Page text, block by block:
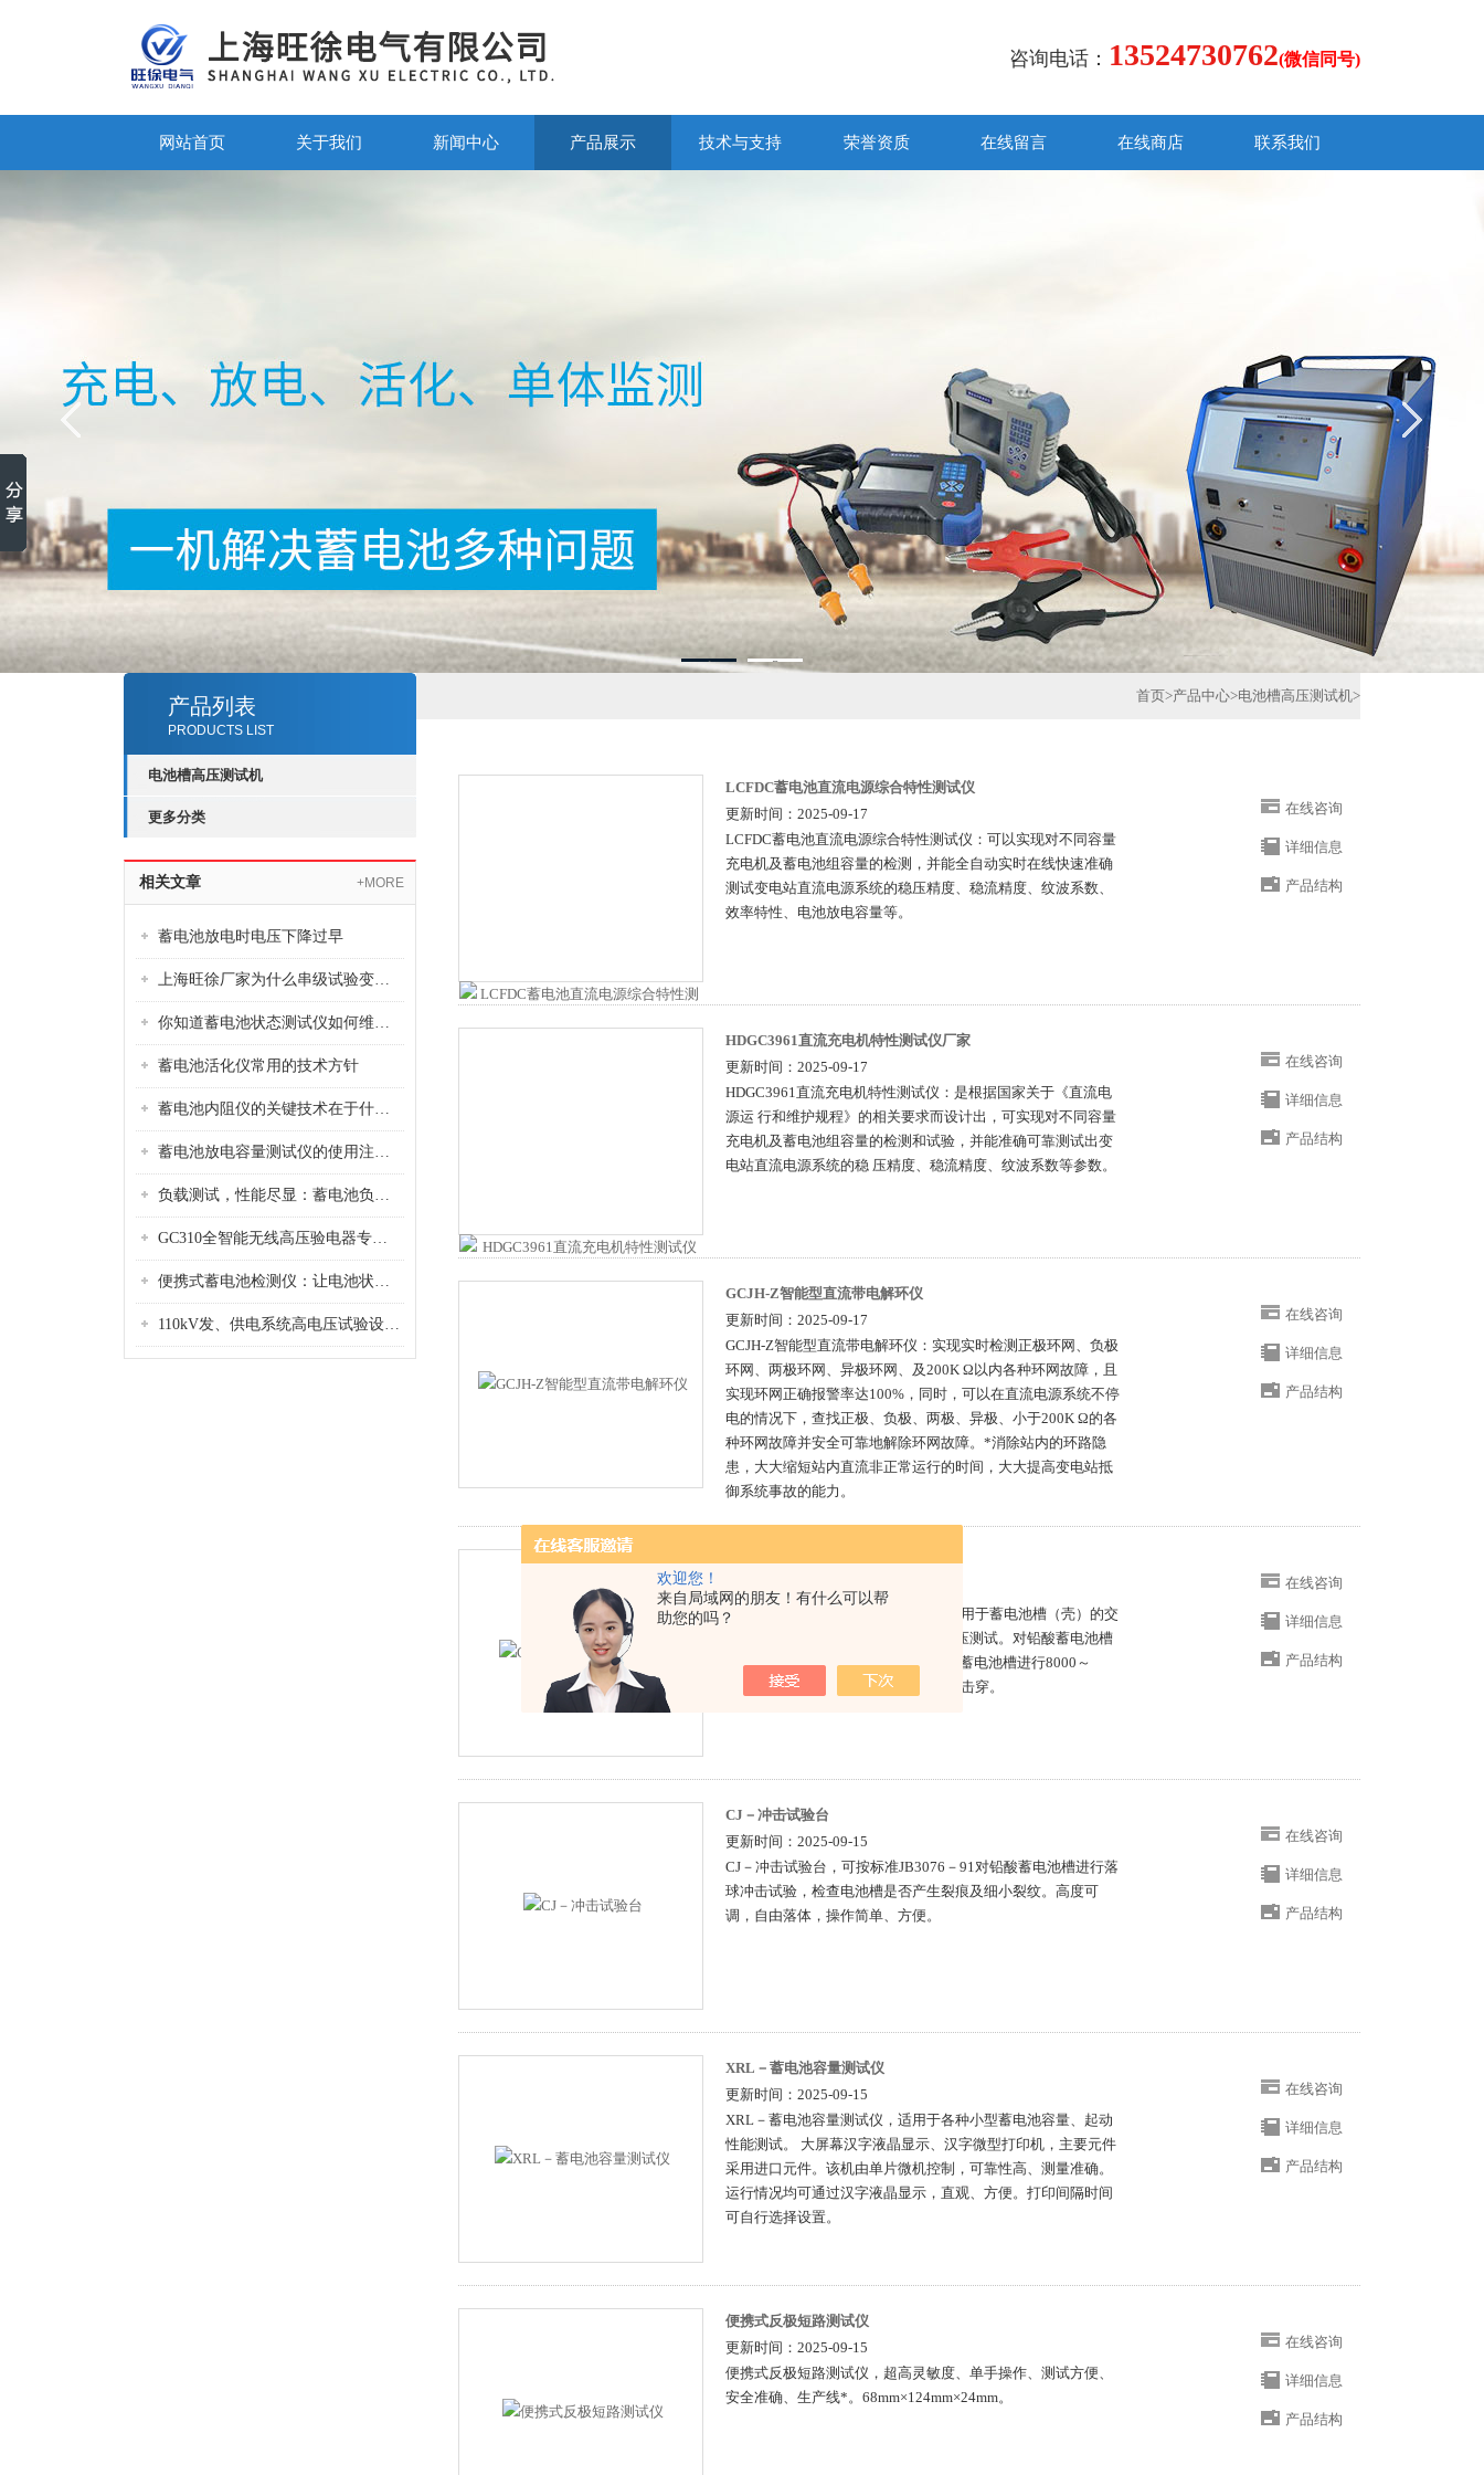
欢迎您！
来自局域网的朋友！有什么可以帮
助您的吗？
咨询电话： 13524730762(微信同号)
网站首页 关于我们 新闻中心 产品展示 技术与支持 荣誉资质 在线留言 在线商店 联系我们
1 2
产品列表
PRODUCTS LIST
电池槽高压测试机
更多分类
相关文章 +MORE
蓄电池放电时电压下降过早
上海旺徐厂家为什么串级试验变压器很多不超过三级？
你知道蓄电池状态测试仪如何维护保养吗
蓄电池活化仪常用的技术方针
蓄电池内阻仪的关键技术在于什么？纯技术分享。
蓄电池放电容量测试仪的使用注意事项总结
负载测试，性能尽显：蓄电池负载测试仪如何为电池性能把脉
GC310全智能无线高压验电器专业制造厂家
便携式蓄电池检测仪：让电池状态尽在掌握
110kV发、供电系统高电压试验设备的配置方案
首页>产品中心>电池槽高压测试机>
LCFDC蓄电池直流电源综合特性测试仪
更新时间：2025-09-17
LCFDC蓄电池直流电源综合特性测试仪：可以实现对不同容量
充电机及蓄电池组容量的检测，并能全自动实时在线快速准确
测试变电站直流电源系统的稳压精度、稳流精度、纹波系数、
效率特性、电池放电容量等。
在线咨询
详细信息
产品结构
HDGC3961直流充电机特性测试仪厂家
更新时间：2025-09-17
HDGC3961直流充电机特性测试仪：是根据国家关于《直流电
源运 行和维护规程》的相关要求而设计出，可实现对不同容量
充电机及蓄电池组容量的检测和试验，并能准确可靠测试出变
电站直流电源系统的稳 压精度、稳流精度、纹波系数等参数。
在线咨询
详细信息
产品结构
GCJH-Z智能型直流带电解环仪
更新时间：2025-09-17
GCJH-Z智能型直流带电解环仪：实现实时检测正极环网、负极
环网、两极环网、异极环网、及200K Ω以内各种环网故障，且
实现环网正确报警率达100%，同时，可以在直流电源系统不停
电的情况下，查找正极、负极、两极、异极、小于200K Ω的各
种环网故障并安全可靠地解除环网故障。*消除站内的环路隐
患，大大缩短站内直流非正常运行的时间，大大提高变电站抵
御系统事故的能力。
在线咨询
详细信息
产品结构
GY—电池槽高压测试机
更新时间：2025-09-15
GY—电池槽高压测试机，该产品主要用于蓄电池槽（壳）的交
流耐压试验，也可用于其他产品的耐压测试。对铅酸蓄电池槽
进行高压检验。按标准JB3076－91对蓄电池槽进行8000～
20000V的高压试验，检验电池槽是否击穿。
在线咨询
详细信息
产品结构
CJ－冲击试验台
更新时间：2025-09-15
CJ－冲击试验台，可按标准JB3076－91对铅酸蓄电池槽进行落
球冲击试验，检查电池槽是否产生裂痕及细小裂纹。高度可
调，自由落体，操作简单、方便。
在线咨询
详细信息
产品结构
XRL－蓄电池容量测试仪
更新时间：2025-09-15
XRL－蓄电池容量测试仪，适用于各种小型蓄电池容量、起动
性能测试。 大屏幕汉字液晶显示、汉字微型打印机，主要元件
采用进口元件。该机由单片微机控制，可靠性高、测量准确。
运行情况均可通过汉字液晶显示，直观、方便。打印间隔时间
可自行选择设置。
在线咨询
详细信息
产品结构
便携式反极短路测试仪
更新时间：2025-09-15
便携式反极短路测试仪，超高灵敏度、单手操作、测试方便、
安全准确、生产线*。68mm×124mm×24mm。
在线咨询
详细信息
产品结构